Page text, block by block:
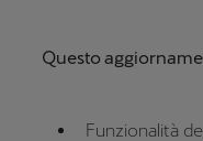
Questo
Funzionalità